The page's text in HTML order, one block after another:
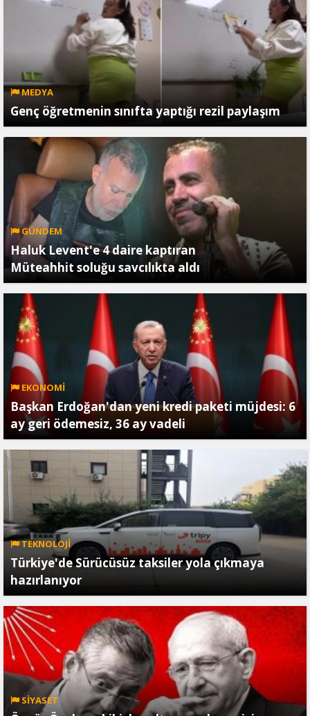
MEDYA
Genç öğretmenin sınıfta yaptığı rezil paylaşım
GÜNDEM
Haluk Levent'e 4 daire kaptıran
Müteahhit soluğu savcılıkta aldı
EKONOMİ
Başkan Erdoğan'dan yeni kredi paketi müjdesi: 6
ay geri ödemesiz, 36 ay vadeli
TEKNOLOJİ
Türkiye'de Sürücüsüz taksiler yola çıkmaya
hazırlanıyor
SİYASET